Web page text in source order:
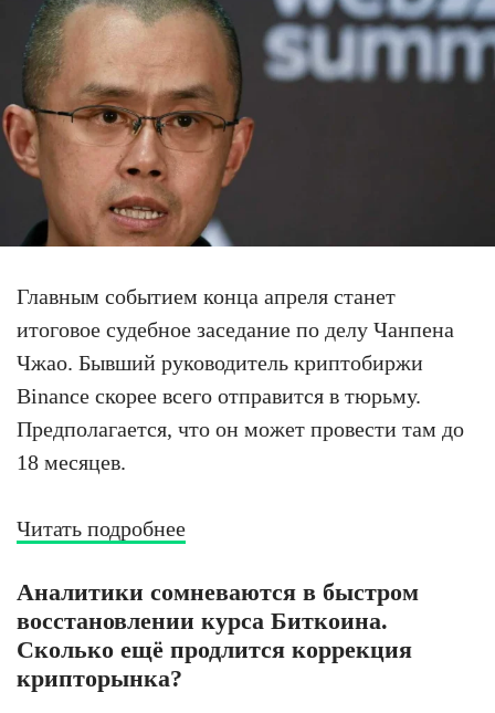
Главным событием конца апреля станет
итоговое судебное заседание по делу Чанпена
Чжао. Бывший руководитель криптобиржи
Binance скорее всего отправится в тюрьму.
Предполагается, что он может провести там до
18 месяцев.
Читать подробнее
Аналитики сомневаются в быстром
восстановлении курса Биткоина.
Сколько ещё продлится коррекция
крипторынка?